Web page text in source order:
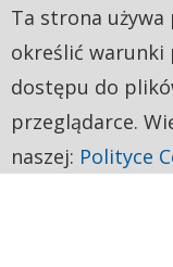
Ta strona używa
określić warunki
dostępu do
przeglądarce.
naszej: Polityce